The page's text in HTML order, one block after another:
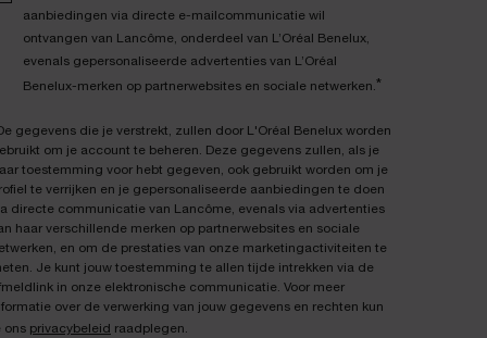
aanbiedingen via directe e-mailcommunicatie wil
ontvangen van Lancôme, onderdeel van L’Oréal Benelux,
evenals gepersonaliseerde advertenties van L’Oréal
Benelux-merken op partnerwebsites en sociale netwerken. *
gegevens die je verstrekt, zullen door L'Oréal Benelux worden
om je account te beheren. Deze gegevens zullen, als je
toestemming voor hebt gegeven, ook gebruikt worden om je
te verrijken en je gepersonaliseerde aanbiedingen te doen
directe communicatie van Lancôme, evenals via advertenties
haar verschillende merken op partnerwebsites en sociale
en om de prestaties van onze marketingactiviteiten te
Je kunt jouw toestemming te allen tijde intrekken via de
in onze elektronische communicatie. Voor meer
over de verwerking van jouw gegevens en rechten kun
ons privacybeleid raadplegen.